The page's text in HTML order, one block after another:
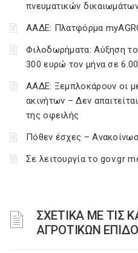
πνευματικών
ΑΑΔΕ: Πλατφόρμα
Φιλοδωρήματα: Αύξηση
300 ευρώ τον μήνα σε
ΑΑΔΕ: Ξεμπλοκάρουν οι
ακινήτων – Δεν
της οφειλής
Πόθεν έσχες –
Σε λειτουργία το gov.gr
ΣΧΕΤΙΚΑ ΜΕ ΤΙΣ
ΑΓΡΟΤΙΚΩΝ